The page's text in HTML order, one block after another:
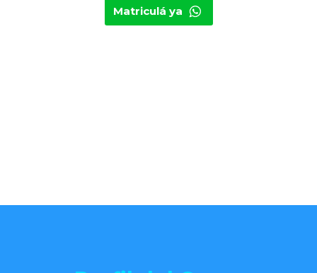
Matriculá ya